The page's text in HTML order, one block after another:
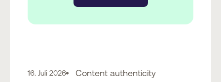
16. Juli 2026 Content authenticity